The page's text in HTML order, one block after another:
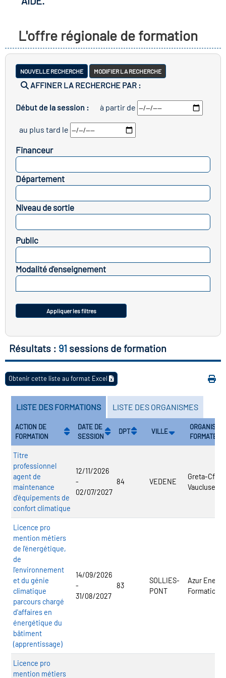
les métiers
clés métiers et
lieu d'information ou
de l'Economie
Solidaire (ESS)
du secteur sanitaire
de l'Industrie
emploi-formation
des transitions
de construction)
des secteurs(en
construction)
L'offre régionale de formation
NOUVELLE RECHERCHE MODIFIER LA RECHERCHE
AFFINER LA RECHERCHE PAR :
Début de la session : à partir de
au plus tard le
Financeur
Département
Niveau de sortie
Public
Modalité d'enseignement
Appliquer les filtres
Résultats : 91 sessions de formation
Obtenir cette liste au format Excel
LISTE DES FORMATIONS LISTE DES ORGANISMES
ACTION DE
FORMATION
DATE DE
SESSION
DPT VILLE
ORGANISME
FORMATEUR
Titre
professionnel
agent de
maintenance
d'équipements de
confort climatique
12/11/2026
-
02/07/2027
84 VEDENE
Greta-Cfa
Vaucluse
Licence pro
mention métiers
de l'énergétique,
de
l'environnement
et du génie
climatique
parcours chargé
d'affaires en
énergétique du
bâtiment
(apprentissage)
14/09/2026
-
31/08/2027
83
SOLLIES-
PONT
Azur Enerj
Formation
Licence pro
mention métiers